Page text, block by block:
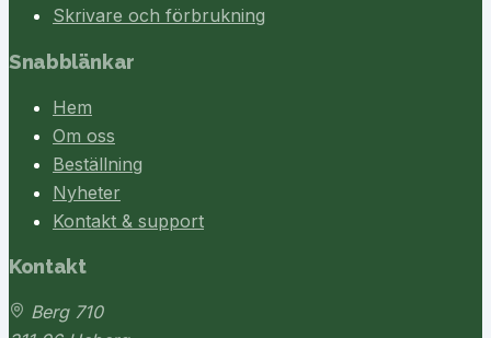
Skrivare och förbrukning
Snabblänkar
Hem
Om oss
Beställning
Nyheter
Kontakt & support
Kontakt
Berg 710